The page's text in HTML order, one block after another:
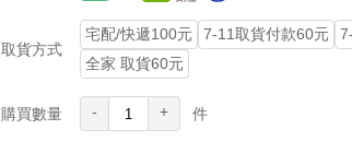
取貨方式
宅配/快遞100元 7-11取貨付款60元
全家 取貨60元
購買數量 - + 件